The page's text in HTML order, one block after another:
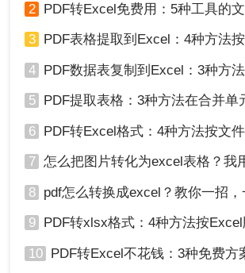
第四种方法：QQ提取文字
它，甚至都已经快遗忘了，但它附带
能，其实也能帮助到我们实现图片转
操作如下：
2 PDF转Excel免费用：5种工具的文件限制和
3 PDF表格提取到Excel：4种方法按表格复杂度选，
4 PDF数据表复制到Excel：3种方法的速度和
5 PDF提取表格：3种方法在合并单元格和多页表
6 PDF转Excel格式：4种方法按文件来源（邮件
7 怎么把图片转化为excel表格？我用这4个高效方
8 pdf怎么转换成excel？教你一招，一
9 PDF转xlsx格式：4种方法按Excel版本（2016/
10 PDF转Excel不花钱：3种免费方案的真实额